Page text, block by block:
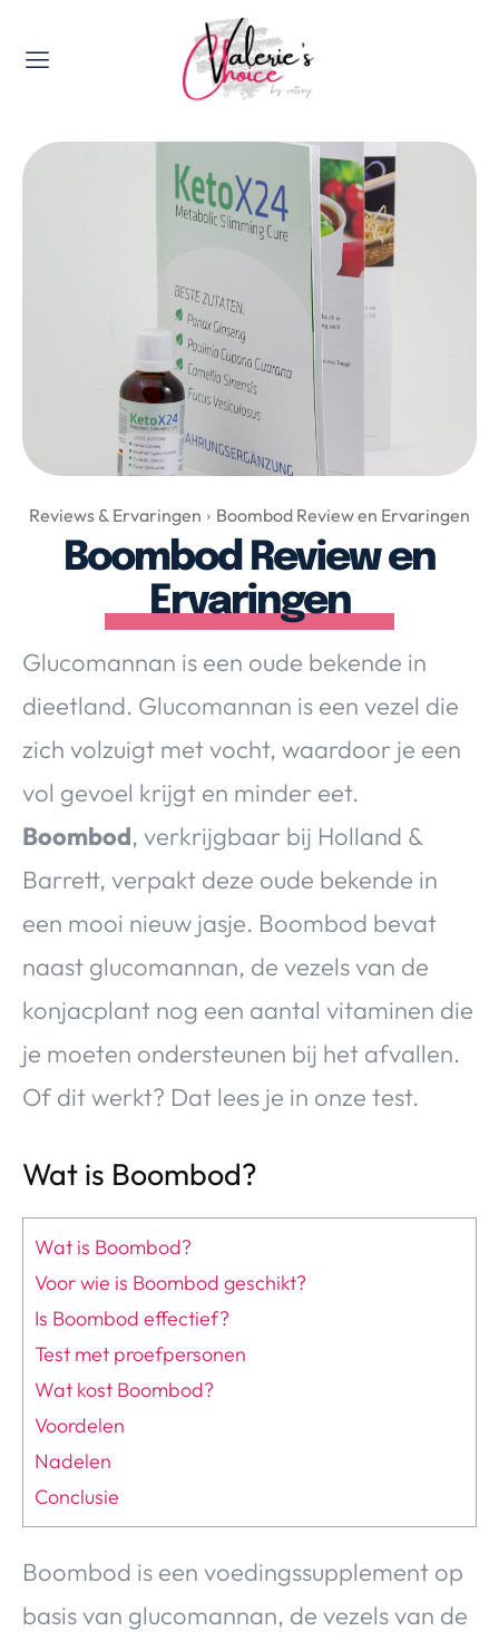
Valerie's Topics
Travel & Culture
Food & Drinks
Happyness & Opmerkelijk
Lifestyle, Sport & Duurzaamheid
Top 5 van Valerie
Health & Beauty
Huis & Tuin
Nieuws & Media
Over Valerie
Over Valerie
De Top 5
VALERIE'S CHOICE
Food & Drinks Health & Beauty Gadgets
Huis & Tuin
Travel
Lifestyle
Reviews & Ervaringen Boombod Review en Ervaringen
Boombod Review en
Ervaringen
Glucomannan is een oude bekende in
dieetland. Glucomannan is een vezel die
zich volzuigt met vocht, waardoor je een
vol gevoel krijgt en minder eet.
Boombod, verkrijgbaar bij Holland &
Barrett, verpakt deze oude bekende in
een mooi nieuw jasje. Boombod bevat
naast glucomannan, de vezels van de
konjacplant nog een aantal vitaminen die
je moeten ondersteunen bij het afvallen.
Of dit werkt? Dat lees je in onze test.
Wat is Boombod?
Wat is Boombod?
Voor wie is Boombod geschikt?
Is Boombod effectief?
Test met proefpersonen
Wat kost Boombod?
Voordelen
Nadelen
Conclusie
Boombod is een voedingssupplement op
basis van glucomannan, de vezels van de